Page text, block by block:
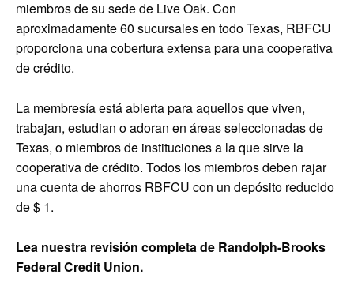
miembros de su sede de Live Oak. Con
aproximadamente 60 sucursales en todo Texas, RBFCU
proporciona una cobertura extensa para una cooperativa
de crédito.
La membresía está abierta para aquellos que viven,
trabajan, estudian o adoran en áreas seleccionadas de
Texas, o miembros de instituciones a la que sirve la
cooperativa de crédito. Todos los miembros deben rajar
una cuenta de ahorros RBFCU con un depósito reducido
de $ 1.
Lea nuestra revisión completa de Randolph-Brooks
Federal Credit Union.